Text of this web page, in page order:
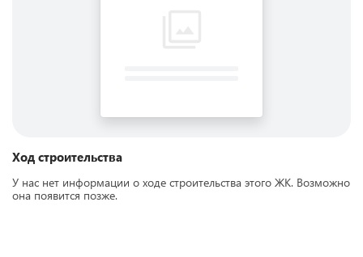
Ход строительства
У нас нет информации о ходе строительства этого ЖК. Возможно
она появится позже.